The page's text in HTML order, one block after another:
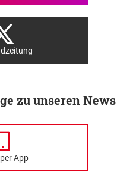
zu unseren News
App